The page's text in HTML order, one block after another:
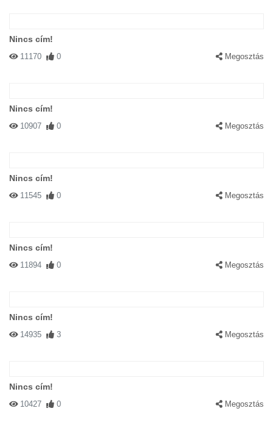
Nincs cím!
11170 0 Megosztás
Nincs cím!
10907 0 Megosztás
Nincs cím!
11545 0 Megosztás
Nincs cím!
11894 0 Megosztás
Nincs cím!
14935 3 Megosztás
Nincs cím!
10427 0 Megosztás